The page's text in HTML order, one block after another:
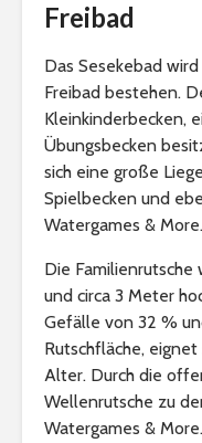
Freibad
Das Sesekebad
Freibad bestehen.
Kleinkinderbecken,
Übungsbecken
sich eine große
Spielbecken und
Watergames & More.
Die
und circa 3 Meter
Gefälle von 32 %
Rutschfläche,
Alter. Durch die
Wellenrutsche zu
Watergames &